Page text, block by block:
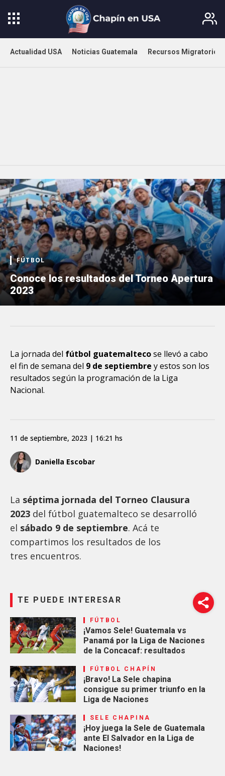
Actualidad USA Noticias Guatemala Recursos Migratorios
FÚTBOL
Conoce los resultados del Torneo Apertura
2023
La jornada del fútbol guatemaltecose llevó a cabo
el fin de semana del 9 de septiembre y estos son los
resultados según la programación de la Liga
Nacional.
Daniella Escobar
11 de septiembre, 2023 | 16:21 hs
La séptima jornada del Torneo Clausura
2023 del fútbol guatemalteco se desarrolló
el sábado 9 de septiembre. Acá te
compartimos los resultados de los
tres encuentros.
TE PUEDE INTERESAR
FÚTBOL
¡Vamos Sele! Guatemala vs
Panamá por la Liga de Naciones
de la Concacaf: resultados
FÚTBOL CHAPÍN
¡Bravo! La Sele chapina
consigue su primer triunfo en la
Liga de Naciones
SELE CHAPINA
¡Hoy juega la Sele de Guatemala
ante El Salvador en la Liga de
Naciones!